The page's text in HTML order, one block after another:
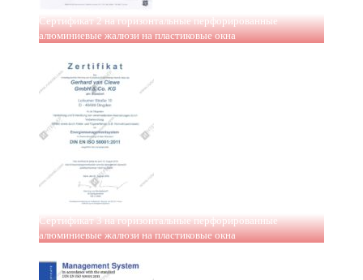
Сертификат 2 на горизонтальные перфорированные
алюминиевые жалюзи на пластиковые окна
Сертификат 3 на горизонтальные перфорированные
алюминиевые жалюзи на пластиковые окна